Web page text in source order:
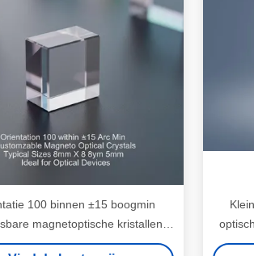
100 binnen ±15 boogmin
magnetoptische kristallen
afmetingen 8 mm X 8 mm X 5